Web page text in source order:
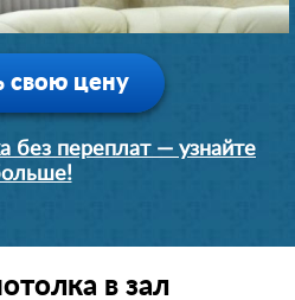
свою цену
без переплат — узнайте
в зал